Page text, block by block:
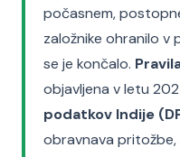
počasnem,
založnike ohranilo v
se je končalo.
objavljena v letu
podatkov Indije
obravnava pritožbe,